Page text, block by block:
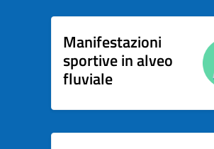
Manifestazioni
sportive in alveo
fluviale